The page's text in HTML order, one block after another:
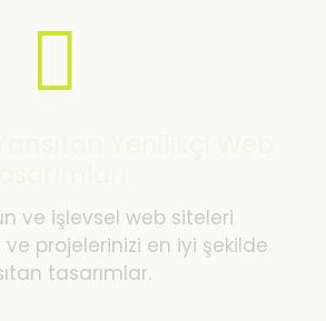
ve işlevsel web siteleri
ve projelerinizi en iyi şekilde
tasarımlar.